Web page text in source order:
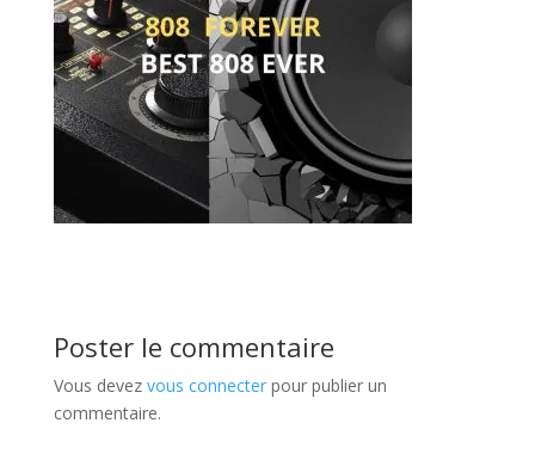
Poster le commentaire
Vous devez vous connecterpour publier un
commentaire.